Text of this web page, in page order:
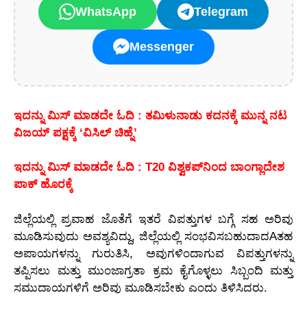
WhatsApp Telegram
Messenger
ಇದನ್ನು ಮಿಸ್‌ ಮಾಡದೇ ಓದಿ : ತಮಿಳುನಾಡು ಕದನಕ್ಕೆ ಮುನ್ನ ನಟ
ವಿಜಯ್ ಪಕ್ಷಕ್ಕೆ ‘ವಿಸಿಲ್ ಚಿಹ್ನೆ’
ಇದನ್ನು ಮಿಸ್‌ ಮಾಡದೇ ಓದಿ : T20 ವಿಶ್ವಕಪ್‌ನಿಂದ ಬಾಂಗ್ಲಾದೇಶ
ಪಾಕ್‌ ಹೊರಕ್ಕೆ
ಜಿಲ್ಲೆಯಲ್ಲಿ ಪ್ರವಾಹ ಜೊತೆಗೆ ಇತರೆ ವಿಪತ್ತುಗಳ ಬಗ್ಗೆ ಸಹ ಅರಿವು
ಮೂಡಿಸುವುದು ಅವಶ್ಯವಿದ್ದು, ಜಿಲ್ಲೆಯಲ್ಲಿ ಸಂಭವಿಸಬಹುದಾದAತಹ
ಅಪಾಯಗಳನ್ನು ಗುರುತಿಸಿ, ಅವುಗಳಿಂದಾಗುವ ವಿಪತ್ತುಗಳನ್ನು
ತಪ್ಪಿಸಲು ಮತ್ತು ಮುಂಜಾಗ್ರತಾ ಕ್ರಮ ಕೈಗೊಳ್ಳಲು ಸಿಬ್ಬಂದಿ ಮತ್ತು
ಸಮುದಾಯಗಳಿಗೆ ಅರಿವು ಮೂಡಿಸಬೇಕು ಎಂದು ತಿಳಿಸಿದರು.